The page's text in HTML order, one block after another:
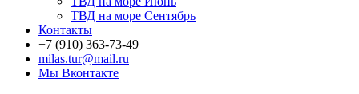
ТВД на море Сентябрь
Контакты
+7 (910) 363-73-49
milas.tur@mail.ru
Мы Вконтакте